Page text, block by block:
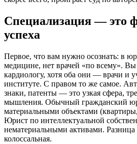
Специализация — это
успеха
Первое, что вам нужно осознать: в
медицине, нет врачей «по всему». Вы
кардиологу, хотя оба они — врачи и
институте. С правом то же самое.
знаки, патенты — это узкая сфера,
мышления. Обычный гражданский
материальными объектами
Юрист по интеллектуальной
нематериальными активами. Разница
колоссальная.